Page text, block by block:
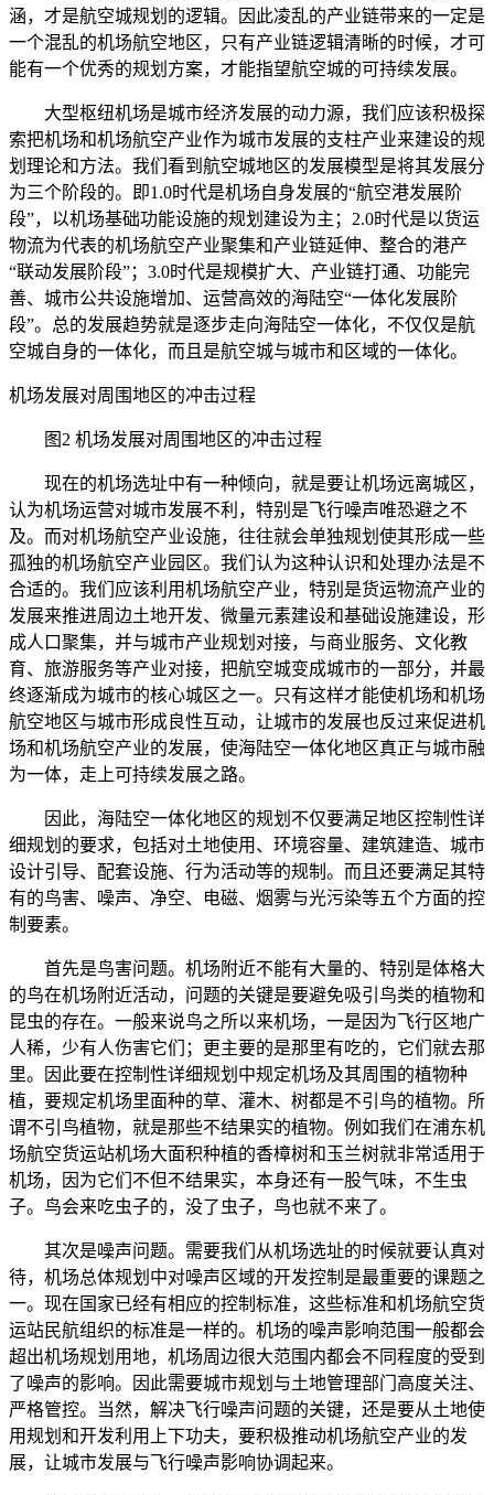
涵，才是航空城规划的逻辑。因此凌乱的产业链带来的一定是
一个混乱的机场航空地区，只有产业链逻辑清晰的时候，才可
能有一个优秀的规划方案，才能指望航空城的可持续发展。
大型枢纽机场是城市经济发展的动力源，我们应该积极探
索把机场和机场航空产业作为城市发展的支柱产业来建设的规
划理论和方法。我们看到航空城地区的发展模型是将其发展分
为三个阶段的。即1.0时代是机场自身发展的“航空港发展阶
段”，以机场基础功能设施的规划建设为主；2.0时代是以货运
物流为代表的机场航空产业聚集和产业链延伸、整合的港产
“联动发展阶段”；3.0时代是规模扩大、产业链打通、功能完
善、城市公共设施增加、运营高效的海陆空“一体化发展阶
段”。总的发展趋势就是逐步走向海陆空一体化，不仅仅是航
空城自身的一体化，而且是航空城与城市和区域的一体化。
机场发展对周围地区的冲击过程
图2 机场发展对周围地区的冲击过程
现在的机场选址中有一种倾向，就是要让机场远离城区，
认为机场运营对城市发展不利，特别是飞行噪声唯恐避之不
及。而对机场航空产业设施，往往就会单独规划使其形成一些
孤独的机场航空产业园区。我们认为这种认识和处理办法是不
合适的。我们应该利用机场航空产业，特别是货运物流产业的
发展来推进周边土地开发、微量元素建设和基础设施建设，形
成人口聚集，并与城市产业规划对接，与商业服务、文化教
育、旅游服务等产业对接，把航空城变成城市的一部分，并最
终逐渐成为城市的核心城区之一。只有这样才能使机场和机场
航空地区与城市形成良性互动，让城市的发展也反过来促进机
场和机场航空产业的发展，使海陆空一体化地区真正与城市融
为一体，走上可持续发展之路。
因此，海陆空一体化地区的规划不仅要满足地区控制性详
细规划的要求，包括对土地使用、环境容量、建筑建造、城市
设计引导、配套设施、行为活动等的规制。而且还要满足其特
有的鸟害、噪声、净空、电磁、烟雾与光污染等五个方面的控
制要素。
首先是鸟害问题。机场附近不能有大量的、特别是体格大
的鸟在机场附近活动，问题的关键是要避免吸引鸟类的植物和
昆虫的存在。一般来说鸟之所以来机场，一是因为飞行区地广
人稀，少有人伤害它们；更主要的是那里有吃的，它们就去那
里。因此要在控制性详细规划中规定机场及其周围的植物种
植，要规定机场里面种的草、灌木、树都是不引鸟的植物。所
谓不引鸟植物，就是那些不结果实的植物。例如我们在浦东机
场航空货运站机场大面积种植的香樟树和玉兰树就非常适用于
机场，因为它们不但不结果实，本身还有一股气味，不生虫
子。鸟会来吃虫子的，没了虫子，鸟也就不来了。
其次是噪声问题。需要我们从机场选址的时候就要认真对
待，机场总体规划中对噪声区域的开发控制是最重要的课题之
一。现在国家已经有相应的控制标准，这些标准和机场航空货
运站民航组织的标准是一样的。机场的噪声影响范围一般都会
超出机场规划用地，机场周边很大范围内都会不同程度的受到
了噪声的影响。因此需要城市规划与土地管理部门高度关注、
严格管控。当然，解决飞行噪声问题的关键，还是要从土地使
用规划和开发利用上下功夫，要积极推动机场航空产业的发
展，让城市发展与飞行噪声影响协调起来。